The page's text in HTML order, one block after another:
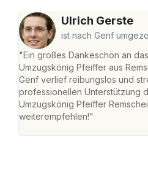
Ulrich Gerste
ist nach Genf
"Ein großes Dankeschön an
Umzugskönig Pfeiffer aus
Genf verlief reibungslos und
professionellen Unterstützung
Umzugskönig Pfeiffer
weiterempfehlen!"